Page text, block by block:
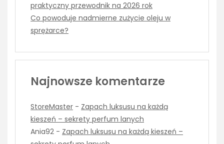
praktyczny przewodnik na 2026 rok
Co powoduje nadmierne zużycie oleju w
sprężarce?
Najnowsze komentarze
StoreMaster - Zapach luksusu na każdą
kieszeń – sekrety perfum lanych
Ania92 - Zapach luksusu na każdą kieszeń –